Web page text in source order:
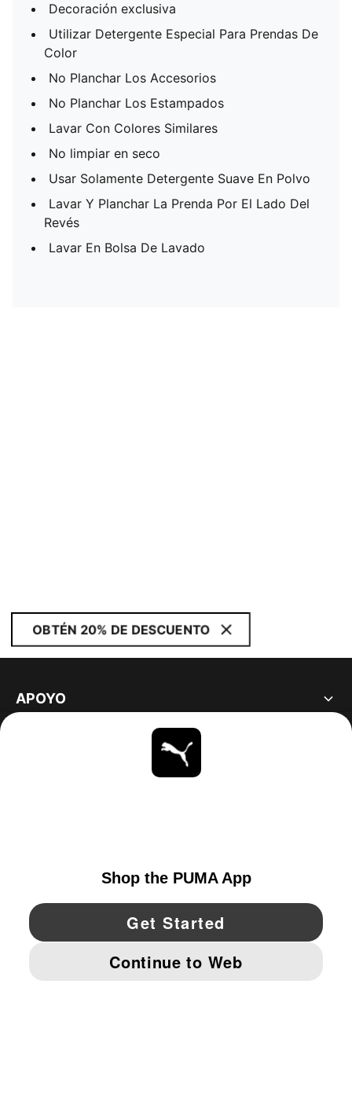
Decoración exclusiva
Utilizar Detergente Especial Para Prendas De
Color
No Planchar Los Accesorios
No Planchar Los Estampados
Lavar Con Colores Similares
No limpiar en seco
Usar Solamente Detergente Suave En Polvo
Lavar Y Planchar La Prenda Por El Lado Del
Revés
Lavar En Bolsa De Lavado
OBTÉN 20% DE DESCUENTO
APOYO
YouTube Twitter Pinterest
IMPRINT AND LEGAL DATA